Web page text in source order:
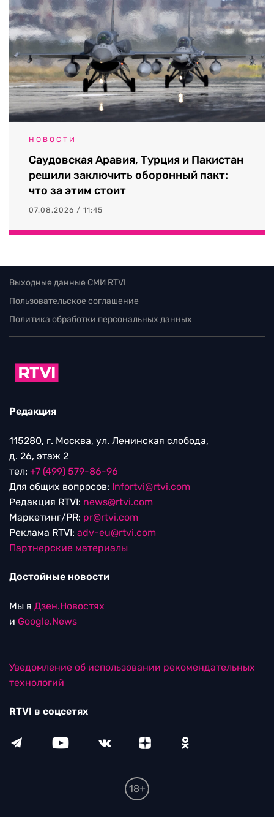
НОВОСТИ
Саудовская Аравия, Турция и Пакистан
решили заключить оборонный пакт:
что за этим стоит
07.08.2026 / 11:45
Выходные данные СМИ RTVI
Пользовательское соглашение
Политика обработки персональных данных
Редакция
115280, г. Москва, ул. Ленинская слобода,
д. 26, этаж 2
тел: +7 (499) 579-86-96
Для общих вопросов: Infortvi@rtvi.com
Редакция RTVI: news@rtvi.com
Маркетинг/PR: pr@rtvi.com
Реклама RTVI: adv-eu@rtvi.com
Партнерские материалы
Достойные новости
Мы в Дзен.Новостях
и Google.News
Уведомление об использовании рекомендательных
технологий
RTVI в соцсетях
18+